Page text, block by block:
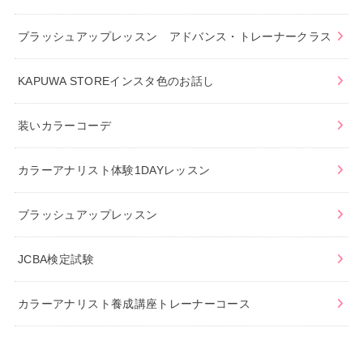
ブラッシュアップレッスン アドバンス・トレーナークラス
KAPUWA STOREインスタ色のお話し
装いカラーコーデ
カラーアナリスト体験1DAYレッスン
ブラッシュアップレッスン
JCBA検定試験
カラーアナリスト養成講座トレーナーコース